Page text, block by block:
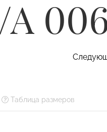
Таблица размеров